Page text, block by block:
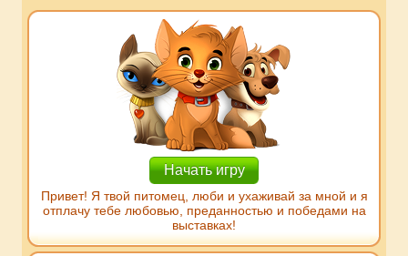
Начать игру
Привет! Я твой питомец, люби и ухаживай за мной и я
отплачу тебе любовью, преданностью и победами на
выставках!